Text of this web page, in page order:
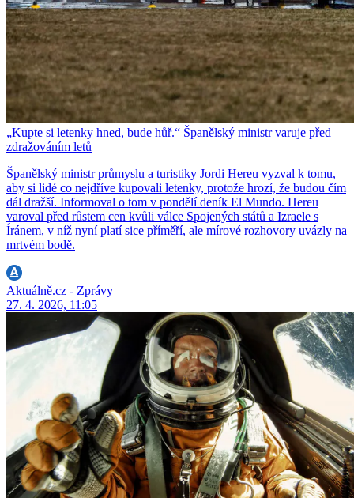
„Kupte si letenky hned, bude hůř.“ Španělský ministr varuje před
zdražováním letů
Španělský ministr průmyslu a turistiky Jordi Hereu vyzval k tomu,
aby si lidé co nejdříve kupovali letenky, protože hrozí, že budou čím
dál dražší. Informoval o tom v pondělí deník El Mundo. Hereu
varoval před růstem cen kvůli válce Spojených států a Izraele s
Íránem, v níž nyní platí sice příměří, ale mírové rozhovory uvázly na
mrtvém bodě.
Aktuálně.cz - Zprávy
27. 4. 2026, 11:05